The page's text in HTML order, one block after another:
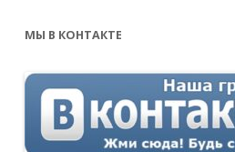
МЫ В КОНТАКТЕ